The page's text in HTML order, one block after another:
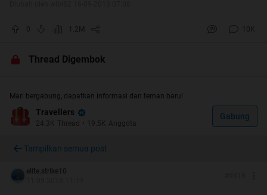
dan Sumatera dan ada pertanyaan2 berkaitan dengan
tiket, dll
Jawaban2 yang disampaikan TS maupun teman2
pengalaman2 pribadi sebagai Railfans & Pengguna setia
1.2M
Thread Digembok
Mari bergabung, dapatkan informasi dan teman baru!
Travellers
24.3K Thread • 19.5K Anggota
Gabung
Tampilkan semua post
elite.strike10